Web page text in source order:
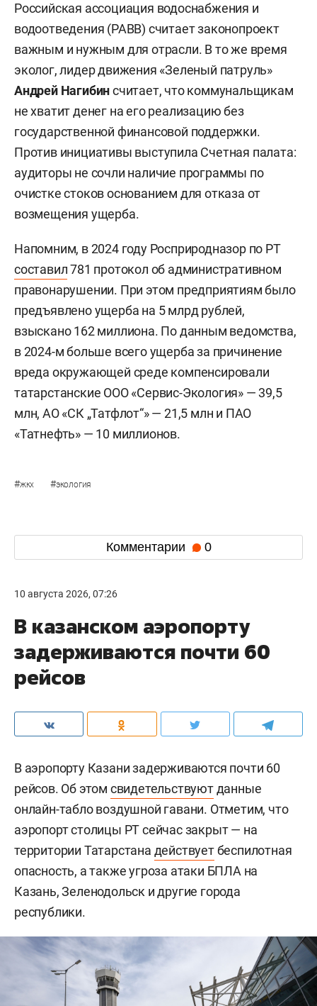
Российская ассоциация водоснабжения и
водоотведения (РАВВ) считает законопроект
важным и нужным для отрасли. В то же время
эколог, лидер движения «Зеленый патруль»
Андрей Нагибинсчитает, что коммунальщикам
не хватит денег на его реализацию без
государственной финансовой поддержки.
Против инициативы выступила Счетная палата:
аудиторы не сочли наличие программы по
очистке стоков основанием для отказа от
возмещения ущерба.
Напомним, в 2024 году Росприродназор по РТ
составил781 протокол об административном
правонарушении. При этом предприятиям было
предъявлено ущерба на 5 млрд рублей,
взыскано 162 миллиона. По данным ведомства,
в 2024-м больше всего ущерба за причинение
вреда окружающей среде компенсировали
татарстанские ООО «Сервис-Экология» — 39,5
млн, АО «СК „Татфлот“» — 21,5 млн и ПАО
«Татнефть» — 10 миллионов.
#жкх #экология
Комментарии 0
10 августа 2026, 07:26
В казанском аэропорту
задерживаются почти 60
рейсов
В аэропорту Казани задерживаются почти 60
рейсов. Об этом свидетельствуютданные
онлайн-табло воздушной гавани. Отметим, что
аэропорт столицы РТ сейчас закрыт — на
территории Татарстана действуетбеспилотная
опасность, а также угроза атаки БПЛА на
Казань, Зеленодольск и другие города
республики.